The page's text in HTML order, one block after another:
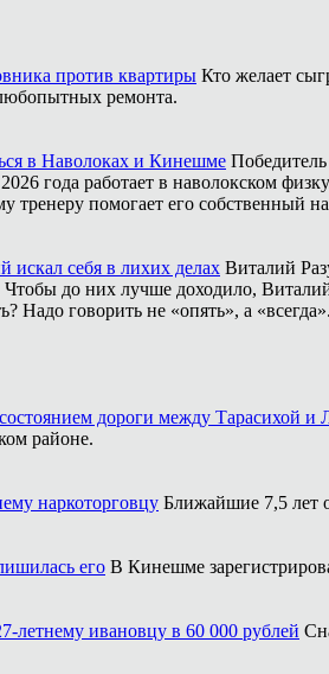
против квартиры Кто желает
ремонта.
в Наволоках и Кинешме
года работает в наволокском
тренеру помогает его собственный
искал себя в лихих делах Виталий
до них лучше доходило,
Надо говорить не «опять», а
дороги между Тарасихой и
районе.
наркоторговцу Ближайшие 7,5 лет
его В Кинешме
летнему ивановцу в 60 000 рублей